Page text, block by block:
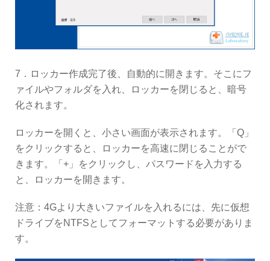
7．ロッカー作成完了後、自動的に開きます。そこにフ
ァイルやフォルダを入れ、ロッカーを閉じると、暗号
化されます。
ロッカーを開くと、小さい画面が表示されます。「Q」
をクリックすると、ロッカーを高速に閉じることがで
きます。「+」をクリックし、パスワードを入力する
と、ロッカーを開きます。
注意：4Gより大きいファイルを入れるには、先に仮想
ドライブをNTFSとしてフォーマットする必要がありま
す。